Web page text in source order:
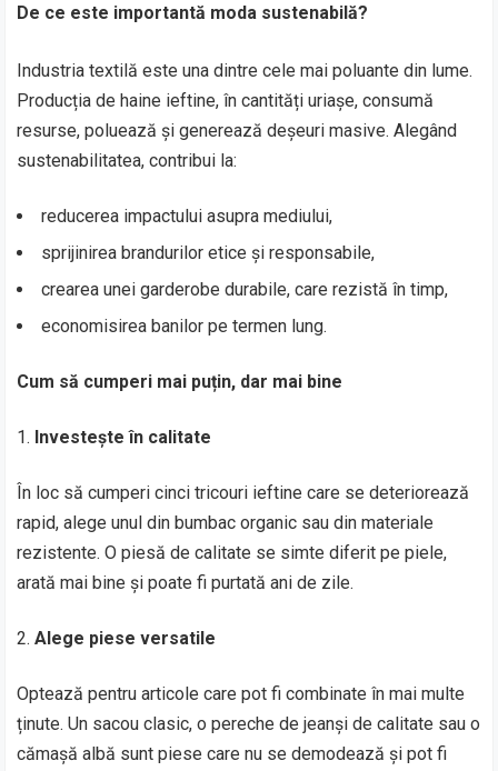
De ce este importantă moda sustenabilă?
Industria textilă este una dintre cele mai poluante din lume.
Producția de haine ieftine, în cantități uriașe, consumă
resurse, poluează și generează deșeuri masive. Alegând
sustenabilitatea, contribui la:
reducerea impactului asupra mediului,
sprijinirea brandurilor etice și responsabile,
crearea unei garderobe durabile, care rezistă în timp,
economisirea banilor pe termen lung.
Cum să cumperi mai puțin, dar mai bine
Investește în calitate
În loc să cumperi cinci tricouri ieftine care se deteriorează
rapid, alege unul din bumbac organic sau din materiale
rezistente. O piesă de calitate se simte diferit pe piele,
arată mai bine și poate fi purtată ani de zile.
Alege piese versatile
Optează pentru articole care pot fi combinate în mai multe
ținute. Un sacou clasic, o pereche de jeanși de calitate sau o
cămașă albă sunt piese care nu se demodează și pot fi